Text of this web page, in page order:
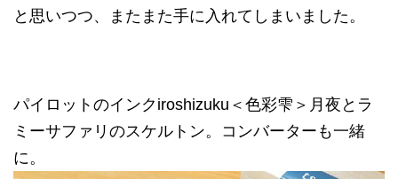
と思いつつ、またまた手に入れてしまいました。
パイロットのインクiroshizuku＜色彩雫＞月夜とラ
ミーサファリのスケルトン。コンバーターも一緒
に。